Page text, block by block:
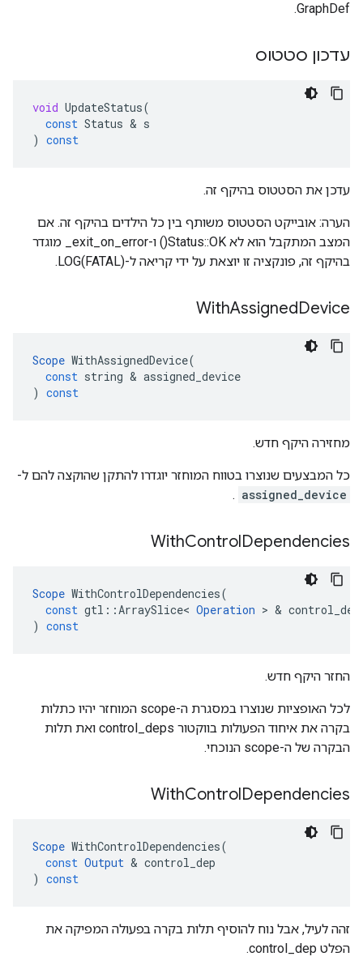
GraphDef.
עדכון סטטוס
void UpdateStatus(
const Status & s
) const
עדכן את הסטטוס בהיקף זה.
הערה: אובייקט הסטטוס משותף בין כל הילדים בהיקף זה. אם
המצב המתקבל הוא לא Status::OK() ו-exit_on_error_ מוגדר
בהיקף זה, פונקציה זו יוצאת על ידי קריאה ל-LOG(FATAL).
WithAssignedDevice
Scope WithAssignedDevice(
const string & assigned_device
) const
מחזירה היקף חדש.
כל המבצעים שנוצרו בטווח המוחזר יוגדרו להתקן שהוקצה להם ל-
assigned_device
.
WithControlDependencies
Scope WithControlDependencies(
const gtl ::ArraySlice< Operation > &
) const
החזר היקף חדש.
לכל האופציות שנוצרו במסגרת ה-scope המוחזר יהיו כתלות
בקרה את איחוד הפעולות בווקטור control_deps ואת תלות
הבקרה של ה-scope הנוכחי.
WithControlDependencies
Scope WithControlDependencies(
const Output & control_dep
) const
זהה לעיל, אבל נוח להוסיף תלות בקרה בפעולה המפיקה את
הפלט control_dep.